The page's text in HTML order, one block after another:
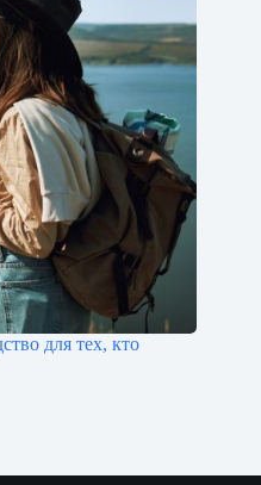
для тех, кто